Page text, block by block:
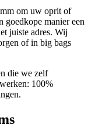
om uw oprit of
goedkope manier een
juiste adres. Wij
of in big bags
die we zelf
100%